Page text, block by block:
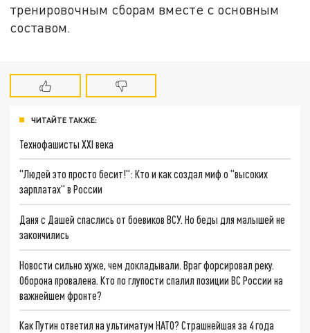
тренировочным сборам вместе с основным
составом.
ЧИТАЙТЕ ТАКЖЕ:
Технофашисты XXI века
"Людей это просто бесит!": Кто и как создал миф о "высоких
зарплатах" в России
Даня с Дашей спаслись от боевиков ВСУ. Но беды для малышей не
закончились
Новости сильно хуже, чем докладывали. Враг форсировал реку.
Оборона провалена. Кто по глупости спалил позиции ВС России на
важнейшем фронте?
Как Путин ответил на ультиматум НАТО? Страшнейшая за 4 года